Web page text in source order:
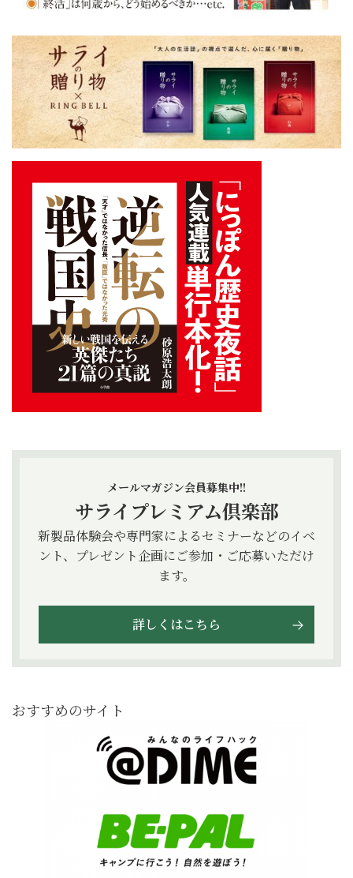
メールマガジン会員募集中!!
サライプレミアム倶楽部
新製品体験会や専門家によるセミナーなどのイベ
ント、プレゼント企画にご参加・ご応募いただけ
ます。
詳しくはこちら
おすすめのサイト